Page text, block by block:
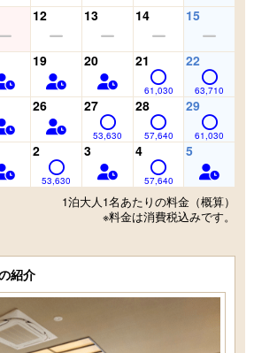
12 13 14 15
19 20 21
61,030
22
63,710
26 27
53,630
28
57,640
29
61,030
2
53,630
3 4
57,640
5
1泊大人1名あたりの料金（概算）
※料金は消費税込みです。
紹介